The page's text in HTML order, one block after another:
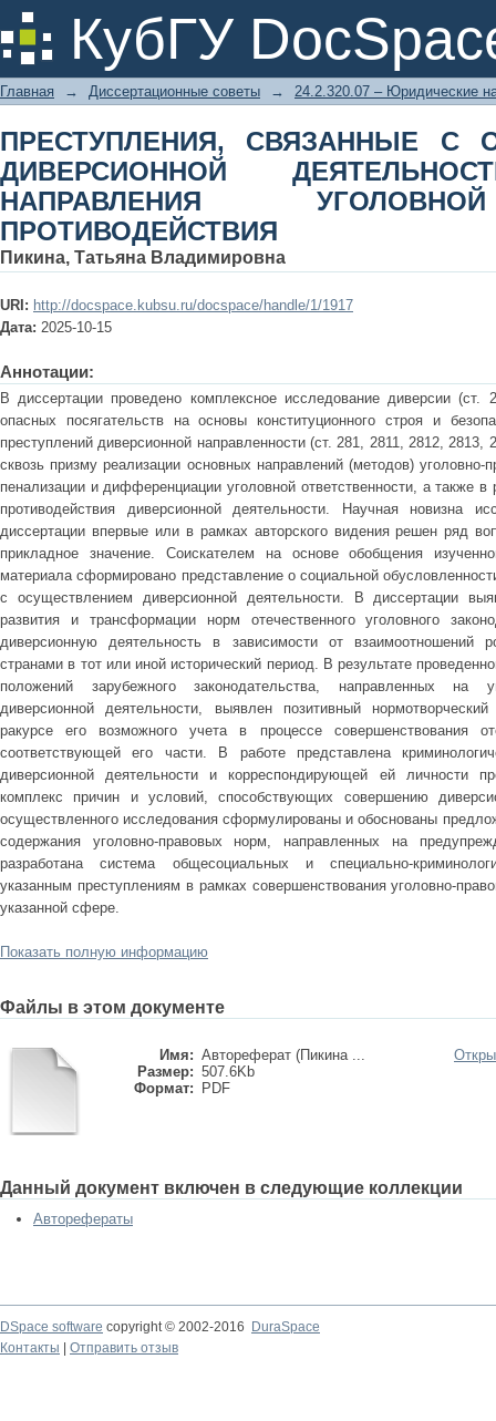
КубГУ
ПРЕСТУПЛЕНИЯ, СВЯЗАННЫЕ
ДЕЯТЕЛЬНОСТИ: ОСНОВНЫЕ
ПРОТИВОДЕЙСТВИЯ
Главная → Диссертационные советы → 24.2.320.07 – Юридические
ПРЕСТУПЛЕНИЯ, СВЯЗАННЫЕ С
ДИВЕРСИОННОЙ
НАПРАВЛЕНИЯ
ПРОТИВОДЕЙСТВИЯ
Пикина, Татьяна Владимировна
URI: http://docspace.kubsu.ru/docspace/handle/1/1917
Дата: 2025-10-15
Аннотации:
В диссертации проведено комплексное исследование диверсии
опасных посягательств на основы конституционного строя и
преступлений диверсионной направленности (ст. 281, 2811, 2812,
сквозь призму реализации основных направлений (методов) уголовно-
пенализации и дифференциации уголовной ответственности, а также в
противодействия диверсионной деятельности. Научная новизна
диссертации впервые или в рамках авторского видения решен ряд
прикладное значение. Соискателем на основе обобщения
материала сформировано представление о социальной
с осуществлением диверсионной деятельности. В диссертации
развития и трансформации норм отечественного уголовного
диверсионную деятельность в зависимости от взаимоотношений
странами в тот или иной исторический период. В результате
положений зарубежного законодательства, направленных на
диверсионной деятельности, выявлен позитивный
ракурсе его возможного учета в процессе совершенствования
соответствующей его части. В работе представлена
диверсионной деятельности и корреспондирующей ей личности
комплекс причин и условий, способствующих совершению
осуществленного исследования сформулированы и обоснованы
содержания уголовно-правовых норм, направленных на
разработана система общесоциальных и специально-
указанным преступлениям в рамках совершенствования уголовно-
указанной сфере.
Показать полную информацию
Файлы в этом документе
Имя: Автореферат (Пикина ...
Размер: 507.6Kb
Формат:
PDF
Данный документ включен в следующие коллекции
Авторефераты
DSpace software copyright © 2002-2016
DuraSpace
Контакты
Отправить отзыв